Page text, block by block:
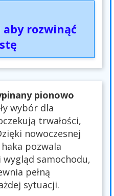
rozwinąć
pionowo
wybór dla
trwałości,
nowoczesnej
pozwala
wygląd samochodu,
pełną
sytuacji.